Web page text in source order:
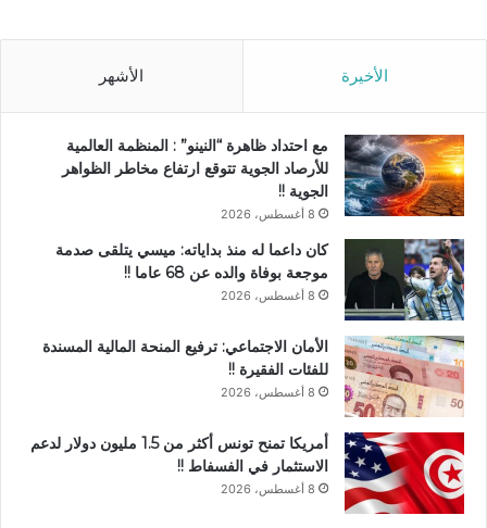
الأخيرة الأشهر
مع احتداد ظاهرة “النينو” : المنظمة العالمية
للأرصاد الجوية تتوقع ارتفاع مخاطر الظواهر
الجوية !!
8 أغسطس، 2026
كان داعما له منذ بداياته: ميسي يتلقى صدمة
موجعة بوفاة والده عن 68 عاما !!
8 أغسطس، 2026
الأمان الاجتماعي: ترفيع المنحة المالية المسندة
للفئات الفقيرة !!
8 أغسطس، 2026
أمريكا تمنح تونس أكثر من 1.5 مليون دولار لدعم
الاستثمار في الفسفاط !!
8 أغسطس، 2026